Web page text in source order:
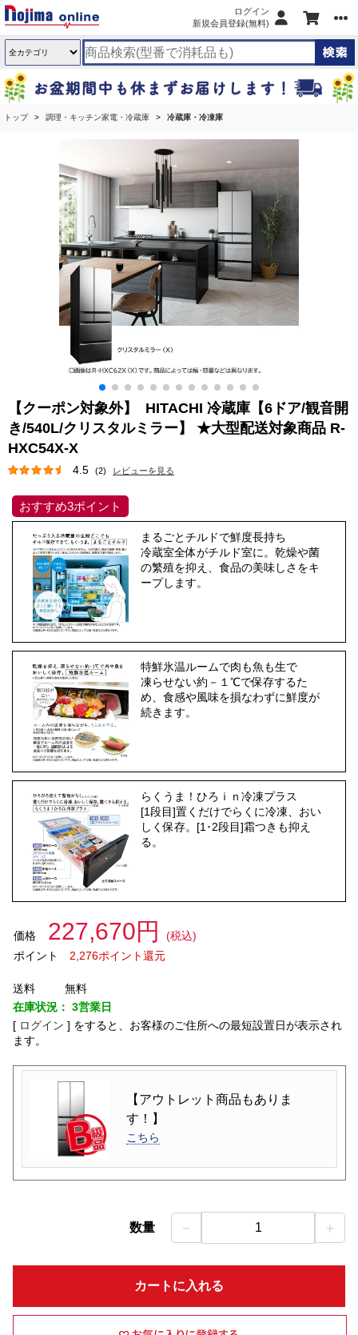
ログイン
新規会員登録(無料)
トップ 調理・キッチン家電・冷蔵庫 冷蔵庫・冷凍庫
【クーポン対象外】 HITACHI 冷蔵庫【6ドア/観音開
き/540L/クリスタルミラー】 ★大型配送対象商品 R-
HXC54X-X
4.5 (2) レビューを見る
おすすめ3ポイント
まるごとチルドで鮮度長持ち
冷蔵室全体がチルド室に。乾燥や菌
の繁殖を抑え、食品の美味しさをキ
ープします。
特鮮氷温ルームで肉も魚も生で
凍らせない約－１℃で保存するた
め、食感や風味を損なわずに鮮度が
続きます。
らくうま！ひろｉｎ冷凍プラス
[1段目]置くだけでらくに冷凍、おい
しく保存。[1･2段目]霜つきも抑え
る。
価格 227,670円
(税込)
ポイント
2,276ポイント還元
送料
無料
在庫状況： 3営業日
[ ログイン ] をすると、お客様のご住所への最短設置日が表示され
ます。
【アウトレット商品もありま
す！】
こちら
数量 － 1 ＋
カートに入れる